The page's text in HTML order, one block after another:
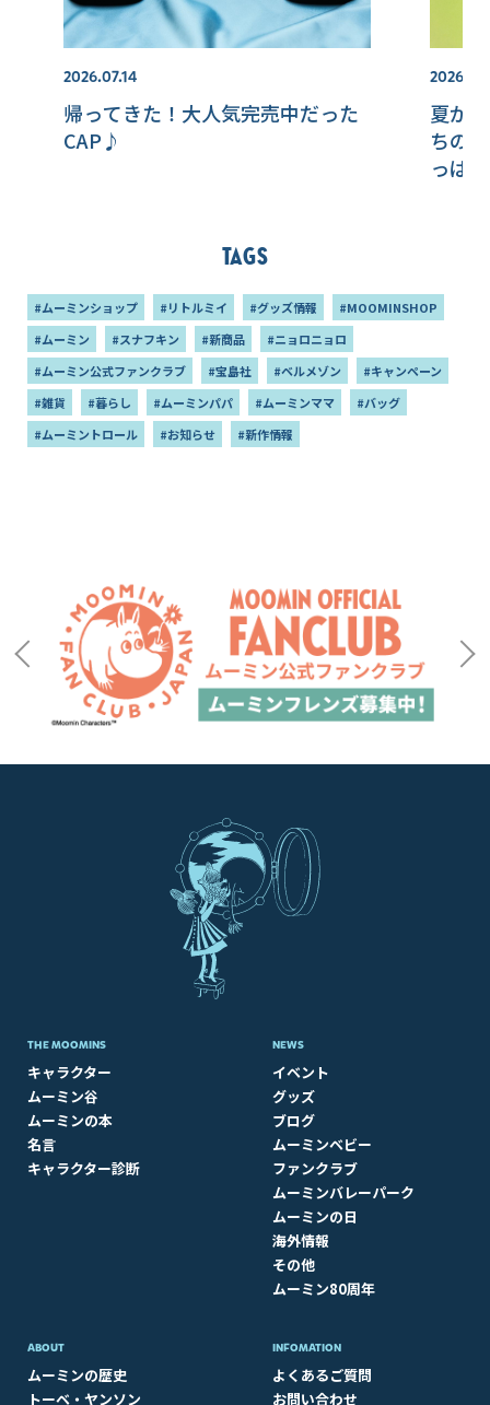
2026.07.14
帰ってきた！大人気完売中だった
CAP♪
夏が
ちの
っぱ
Tags
#ムーミンショップ #リトルミイ #グッズ情報
#MOOMINSHOP
#ムーミン
#スナフキン #新商品
#ニョロニョロ
#ムーミン公式ファンクラブ
#宝島社 #ベルメゾン
#キャンペーン
#雑貨
#暮らし #ムーミンパパ #ムーミンママ
#バッグ
#ムーミントロール
#お知らせ #新作情報
THE MOOMINS
キャラクター
ムーミン谷
ムーミンの本
名言
キャラクター診断
NEWS
イベント
グッズ
ブログ
ムーミンベビー
ファンクラブ
ムーミンバレーパーク
ムーミンの日
海外情報
その他
ムーミン80周年
ABOUT​
ムーミンの歴史
トーベ・ヤンソン
INFOMATION
よくあるご質問
お問い合わせ